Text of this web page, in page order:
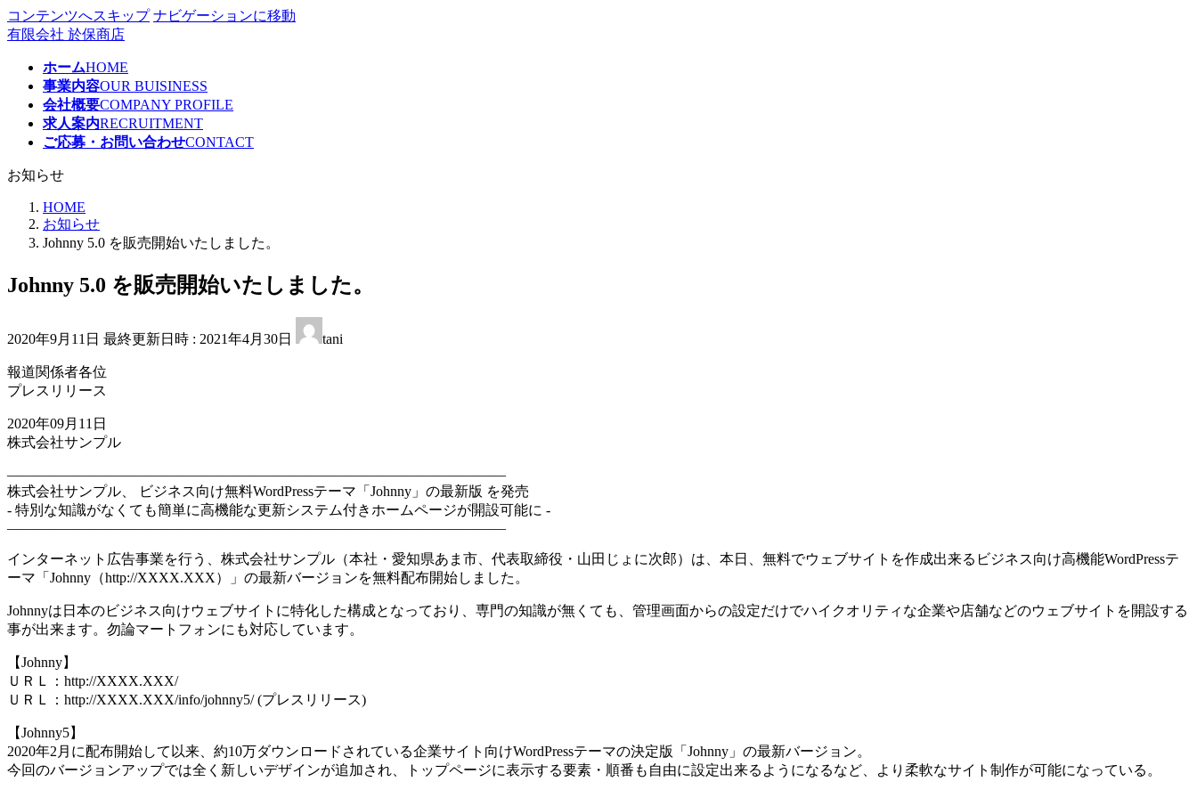
コンテンツへスキップ ナビゲーションに移動
有限会社 於保商店
ホームHOME
事業内容OUR BUISINESS
会社概要COMPANY PROFILE
求人案内RECRUITMENT
ご応募・お問い合わせCONTACT
お知らせ
HOME
お知らせ
Johnny 5.0 を販売開始いたしました。
Johnny 5.0 を販売開始いたしました。
2020年9月11日 最終更新日時 : 2021年4月30日 tani
報道関係者各位
プレスリリース
2020年09月11日
株式会社サンプル
―――――――――――――――――――――――――――――――――――
株式会社サンプル、 ビジネス向け無料WordPressテーマ「Johnny」の最新版 を発売
- 特別な知識がなくても簡単に高機能な更新システム付きホームページが開設可能に -
―――――――――――――――――――――――――――――――――――
インターネット広告事業を行う、株式会社サンプル（本社・愛知県あま市、代表取締役・山田じょに次郎）は、本日、無料でウェブサイトを作成出来るビジネス向け高機能WordPressテ
ーマ「Johnny（http://XXXX.XXX）」の最新バージョンを無料配布開始しました。
Johnnyは日本のビジネス向けウェブサイトに特化した構成となっており、専門の知識が無くても、管理画面からの設定だけでハイクオリティな企業や店舗などのウェブサイトを開設する
事が出来ます。勿論マートフォンにも対応しています。
【Johnny】
ＵＲＬ：http://XXXX.XXX/
ＵＲＬ：http://XXXX.XXX/info/johnny5/ (プレスリリース)
【Johnny5】
2020年2月に配布開始して以来、約10万ダウンロードされている企業サイト向けWordPressテーマの決定版「Johnny」の最新バージョン。
今回のバージョンアップでは全く新しいデザインが追加され、トップページに表示する要素・順番も自由に設定出来るようになるなど、より柔軟なサイト制作が可能になっている。